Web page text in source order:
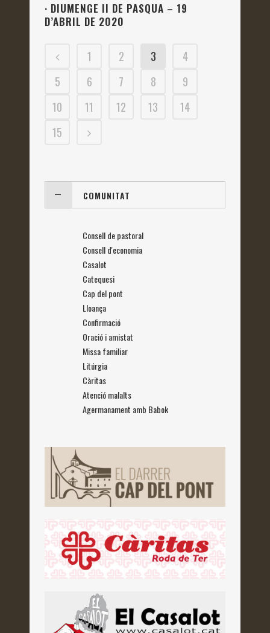
· DIUMENGE II DE PASQUA – 19
D’ABRIL DE 2020
1 2 3
4
5
6 7 8
9
10
11 12 13
14
15
COMUNITAT
Consell de pastoral
Consell d'economia
Casalot
Catequesi
Cap del pont
Lloança
Confirmació
Oració i amistat
Missa familiar
Litúrgia
Càritas
Atenció malalts
Agermanament amb Babok